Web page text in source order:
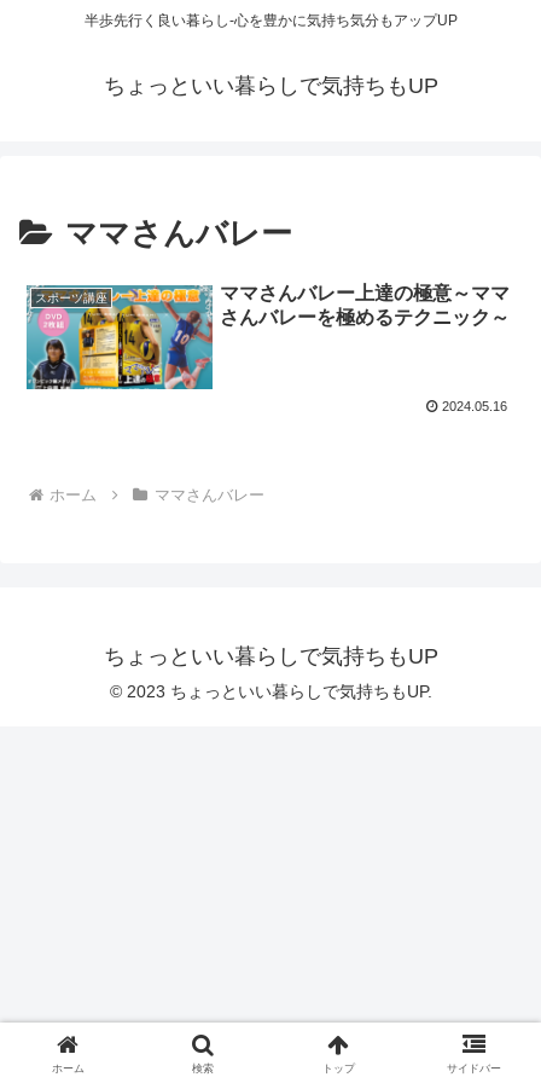
半歩先行く良い暮らし-心を豊かに気持ち気分もアップUP
ちょっといい暮らしで気持ちもUP
ママさんバレー
スポーツ講座
ママさんバレー上達の極意～ママ
さんバレーを極めるテクニック～
2024.05.16
ホーム ママさんバレー
ちょっといい暮らしで気持ちもUP
© 2023 ちょっといい暮らしで気持ちもUP.
ホーム 検索 トップ サイドバー